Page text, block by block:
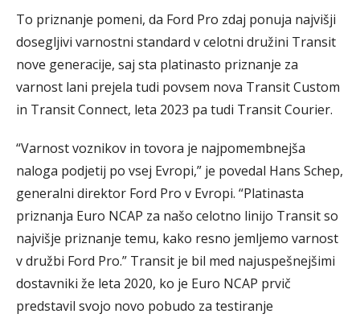
To priznanje pomeni, da Ford Pro zdaj ponuja najvišji
dosegljivi varnostni standard v celotni družini Transit
nove generacije, saj sta platinasto priznanje za
varnost lani prejela tudi povsem nova Transit Custom
in Transit Connect, leta 2023 pa tudi Transit Courier.
“Varnost voznikov in tovora je najpomembnejša
naloga podjetij po vsej Evropi,” je povedal Hans Schep,
generalni direktor Ford Pro v Evropi. “Platinasta
priznanja Euro NCAP za našo celotno linijo Transit so
najvišje priznanje temu, kako resno jemljemo varnost
v družbi Ford Pro.” Transit je bil med najuspešnejšimi
dostavniki že leta 2020, ko je Euro NCAP prvič
predstavil svojo novo pobudo za testiranje